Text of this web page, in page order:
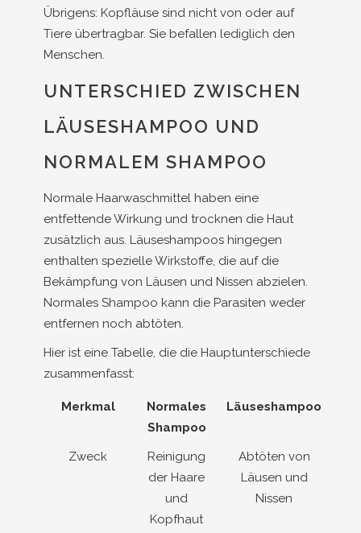
Übrigens: Kopfläuse sind nicht von oder auf
Tiere übertragbar. Sie befallen lediglich den
Menschen.
UNTERSCHIED ZWISCHEN
LÄUSESHAMPOO UND
NORMALEM SHAMPOO
Normale Haarwaschmittel haben eine
entfettende Wirkung und trocknen die Haut
zusätzlich aus. Läuseshampoos hingegen
enthalten spezielle Wirkstoffe, die auf die
Bekämpfung von Läusen und Nissen abzielen.
Normales Shampoo kann die Parasiten weder
entfernen noch abtöten.
Hier ist eine Tabelle, die die Hauptunterschiede
zusammenfasst:
Merkmal
Normales
Shampoo
Läuseshampoo
Zweck
Reinigung
der Haare
und
Kopfhaut
Abtöten von
Läusen und
Nissen